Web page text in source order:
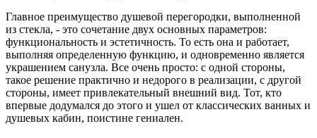
Главное преимущество душевой перегородки, выполненной
из стекла, - это сочетание двух основных параметров:
функциональность и эстетичность. То есть она и работает,
выполняя определенную функцию, и одновременно является
украшением санузла. Все очень просто: с одной стороны,
такое решение практично и недорого в реализации, с другой
стороны, имеет привлекательный внешний вид. Тот, кто
впервые додумался до этого и ушел от классических ванных и
душевых кабин, поистине гениален.